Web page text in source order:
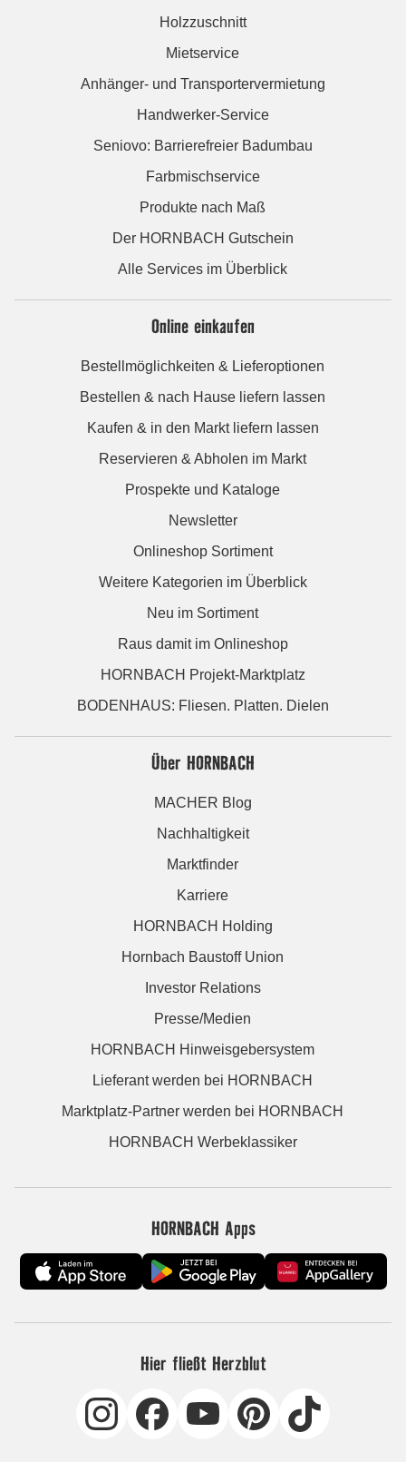
Holzzuschnitt
Mietservice
Anhänger- und Transportervermietung
Handwerker-Service
Seniovo: Barrierefreier Badumbau
Farbmischservice
Produkte nach Maß
Der HORNBACH Gutschein
Alle Services im Überblick
Online einkaufen
Bestellmöglichkeiten & Lieferoptionen
Bestellen & nach Hause liefern lassen
Kaufen & in den Markt liefern lassen
Reservieren & Abholen im Markt
Prospekte und Kataloge
Newsletter
Onlineshop Sortiment
Weitere Kategorien im Überblick
Neu im Sortiment
Raus damit im Onlineshop
HORNBACH Projekt-Marktplatz
BODENHAUS: Fliesen. Platten. Dielen
Über HORNBACH
MACHER Blog
Nachhaltigkeit
Marktfinder
Karriere
HORNBACH Holding
Hornbach Baustoff Union
Investor Relations
Presse/Medien
HORNBACH Hinweisgebersystem
Lieferant werden bei HORNBACH
Marktplatz-Partner werden bei HORNBACH
HORNBACH Werbeklassiker
HORNBACH Apps
Hier fließt Herzblut